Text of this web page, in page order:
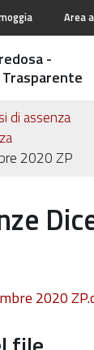
Area
-
di assenza
2020 ZP
2020